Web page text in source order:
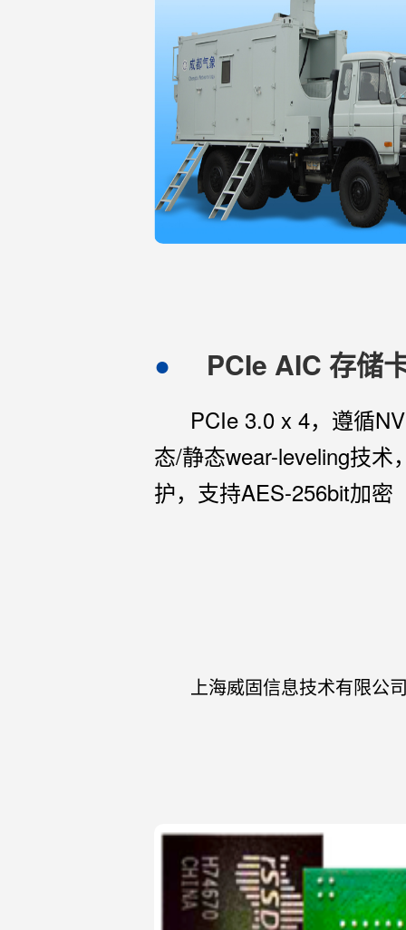
PCIe AIC 存储
PCIe 3.0 x 4，遵循
态/静态wear-leveling技
护，支持AES-256bit加密
上海威固信息技术有限公